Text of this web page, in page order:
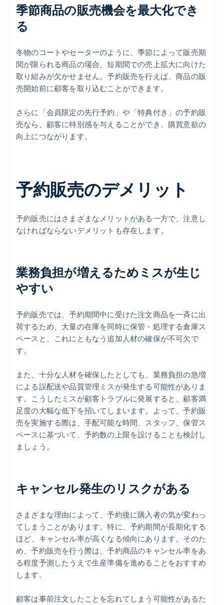
季節商品の販売機会を最大化でき
る
冬物のコートやセーターのように、季節によって販売期
間が限られる商品の場合、短期間での売上拡大に向けた
取り組みが欠かせません。予約販売を行えば、商品の販
売開始前に顧客を取り込むことができます。
さらに「会員限定の先行予約」や「特典付き」の予約販
売なら、顧客に特別感を与えることができ、購買意欲の
向上につながります。
予約販売のデメリット
予約販売にはさまざまなメリットがある一方で、注意し
なければならないデメリットも存在します。
業務負担が増えるためミスが生じ
やすい
予約販売では、予約期間中に受けた注文商品を一斉に出
荷するため、大量の在庫を同時に保管・処理する倉庫ス
ペースと、これにともなう追加人材の確保が不可欠で
す。
また、十分な人材を確保したとしても、業務負担の急増
による誤配送や品質管理ミスが発生する可能性がありま
す。こうしたミスが顧客トラブルに発展すると、顧客満
足度の大幅な低下を招いてしまいます。よって、予約販
売を実施する際は、手配可能な時間、スタッフ、保管ス
ペースに基づいて、予約数の上限を設けることも検討し
ましょう。
キャンセル発生のリスクがある
さまざまな理由によって、予約後に購入者の気が変わっ
てしまうことがあります。特に、予約期間が長期化する
ほど、キャンセル率が高くなる傾向にあります。そのた
め、予約販売を行う際は、予約商品のキャンセル率をあ
る程度予測したうえで生産準備を進めることをおすすめ
します。
顧客は事前注文したことを忘れてしまう可能性があるた